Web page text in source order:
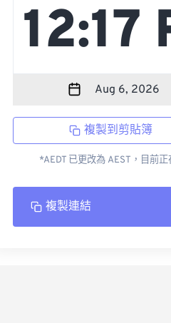
複製到剪貼簿
*AEDT 已更改為 AEST，目前正
複製連結